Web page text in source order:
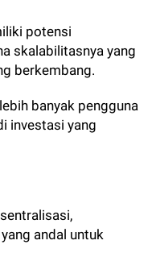
potensi
skalabilitasnya yang
berkembang.
banyak pengguna
investasi yang
andal untuk